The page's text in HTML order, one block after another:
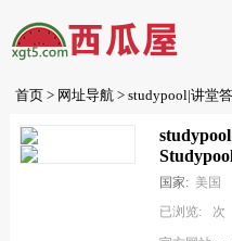
首页> 网址导航> studypool|讲堂
国家: 美国
已浏览:
次